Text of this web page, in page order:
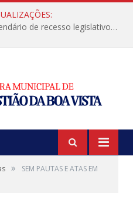
Câmara Municipal informa calendário de recesso legislativo de julho
»
SEM PAUTAS E ATAS EM